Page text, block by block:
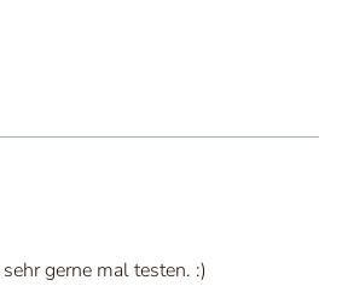
gerne mal testen. :)